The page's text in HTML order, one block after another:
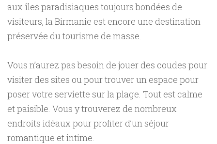
aux îles paradisiaques toujours bondées de
visiteurs, la Birmanie est encore une destination
préservée du tourisme de masse.
Vous n’aurez pas besoin de jouer des coudes pour
visiter des sites ou pour trouver un espace pour
poser votre serviette sur la plage. Tout est calme
et paisible. Vous y trouverez de nombreux
endroits idéaux pour profiter d’un séjour
romantique et intime.